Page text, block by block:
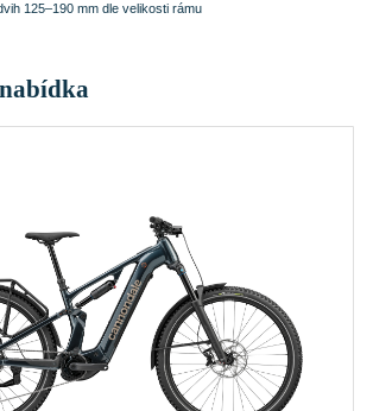
125–190 mm dle velikosti rámu